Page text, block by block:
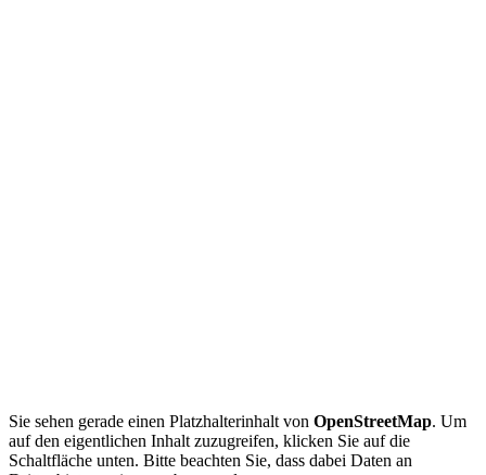
Sie sehen gerade einen Platzhalterinhalt von OpenStreetMap. Um
auf den eigentlichen Inhalt zuzugreifen, klicken Sie auf die
Schaltfläche unten. Bitte beachten Sie, dass dabei Daten an